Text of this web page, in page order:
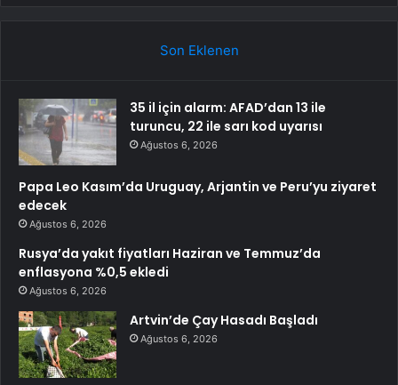
Son Eklenen
35 il için alarm: AFAD’dan 13 ile
turuncu, 22 ile sarı kod uyarısı
Ağustos 6, 2026
Papa Leo Kasım’da Uruguay, Arjantin ve Peru’yu ziyaret
edecek
Ağustos 6, 2026
Rusya’da yakıt fiyatları Haziran ve Temmuz’da
enflasyona %0,5 ekledi
Ağustos 6, 2026
Artvin’de Çay Hasadı Başladı
Ağustos 6, 2026